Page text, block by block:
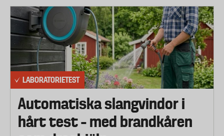
LABORATORIETEST
Automatiska slangvindor i
hårt test – med brandkåren